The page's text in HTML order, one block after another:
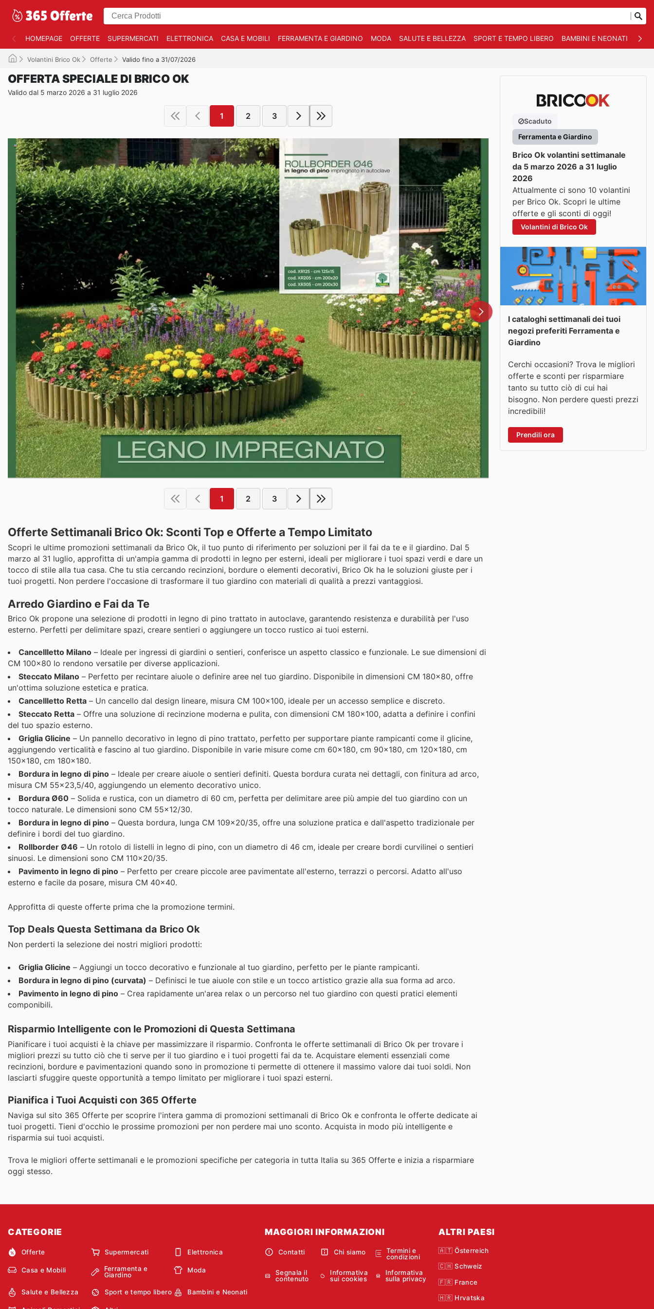
HOMEPAGE OFFERTE SUPERMERCATI ELETTRONICA CASA E MOBILI FERRAMENTA E GIARDINO MODA SALUTE E BELLEZZA SPORT E TEMPO LIBERO BAMBINI E NEONATI
Volantini Brico Ok Offerte Valido fino a 31/07/2026
OFFERTA SPECIALE DI BRICO OK
Valido dal 5 marzo 2026 a 31 luglio 2026
1 2 3
1 2 3
Offerte Settimanali Brico Ok: Sconti Top e Offerte a Tempo Limitato
Scopri le ultime promozioni settimanali da Brico Ok, il tuo punto di riferimento per soluzioni per il fai da te e il giardino. Dal 5
marzo al 31 luglio, approfitta di un'ampia gamma di prodotti in legno per esterni, ideali per migliorare i tuoi spazi verdi e dare un
tocco di stile alla tua casa. Che tu stia cercando recinzioni, bordure o elementi decorativi, Brico Ok ha le soluzioni giuste per i
tuoi progetti. Non perdere l'occasione di trasformare il tuo giardino con materiali di qualità a prezzi vantaggiosi.
Arredo Giardino e Fai da Te
Brico Ok propone una selezione di prodotti in legno di pino trattato in autoclave, garantendo resistenza e durabilità per l'uso
esterno. Perfetti per delimitare spazi, creare sentieri o aggiungere un tocco rustico ai tuoi esterni.
Cancellletto Milano – Ideale per ingressi di giardini o sentieri, conferisce un aspetto classico e funzionale. Le sue dimensioni di
CM 100x80 lo rendono versatile per diverse applicazioni.
Steccato Milano – Perfetto per recintare aiuole o definire aree nel tuo giardino. Disponibile in dimensioni CM 180x80, offre
un'ottima soluzione estetica e pratica.
Cancellletto Retta – Un cancello dal design lineare, misura CM 100x100, ideale per un accesso semplice e discreto.
Steccato Retta – Offre una soluzione di recinzione moderna e pulita, con dimensioni CM 180x100, adatta a definire i confini
del tuo spazio esterno.
Griglia Glicine – Un pannello decorativo in legno di pino trattato, perfetto per supportare piante rampicanti come il glicine,
aggiungendo verticalità e fascino al tuo giardino. Disponibile in varie misure come cm 60x180, cm 90x180, cm 120x180, cm
150x180, cm 180x180.
Bordura in legno di pino – Ideale per creare aiuole o sentieri definiti. Questa bordura curata nei dettagli, con finitura ad arco,
misura CM 55x23,5/40, aggiungendo un elemento decorativo unico.
Bordura Ø60 – Solida e rustica, con un diametro di 60 cm, perfetta per delimitare aree più ampie del tuo giardino con un
tocco naturale. Le dimensioni sono CM 55x12/30.
Bordura in legno di pino – Questa bordura, lunga CM 109x20/35, offre una soluzione pratica e dall'aspetto tradizionale per
definire i bordi del tuo giardino.
Rollborder Ø46 – Un rotolo di listelli in legno di pino, con un diametro di 46 cm, ideale per creare bordi curvilinei o sentieri
sinuosi. Le dimensioni sono CM 110x20/35.
Pavimento in legno di pino – Perfetto per creare piccole aree pavimentate all'esterno, terrazzi o percorsi. Adatto all'uso
esterno e facile da posare, misura CM 40x40.
Approfitta di queste offerte prima che la promozione termini.
Top Deals Questa Settimana da Brico Ok
Non perderti la selezione dei nostri migliori prodotti:
Griglia Glicine – Aggiungi un tocco decorativo e funzionale al tuo giardino, perfetto per le piante rampicanti.
Bordura in legno di pino (curvata) – Definisci le tue aiuole con stile e un tocco artistico grazie alla sua forma ad arco.
Pavimento in legno di pino – Crea rapidamente un'area relax o un percorso nel tuo giardino con questi pratici elementi
componibili.
Risparmio Intelligente con le Promozioni di Questa Settimana
Pianificare i tuoi acquisti è la chiave per massimizzare il risparmio. Confronta le offerte settimanali di Brico Ok per trovare i
migliori prezzi su tutto ciò che ti serve per il tuo giardino e i tuoi progetti fai da te. Acquistare elementi essenziali come
recinzioni, bordure e pavimentazioni quando sono in promozione ti permette di ottenere il massimo valore dai tuoi soldi. Non
lasciarti sfuggire queste opportunità a tempo limitato per migliorare i tuoi spazi esterni.
Pianifica i Tuoi Acquisti con 365 Offerte
Naviga sul sito 365 Offerte per scoprire l'intera gamma di promozioni settimanali di Brico Ok e confronta le offerte dedicate ai
tuoi progetti. Tieni d'occhio le prossime promozioni per non perdere mai uno sconto. Acquista in modo più intelligente e
risparmia sui tuoi acquisti.
Trova le migliori offerte settimanali e le promozioni specifiche per categoria in tutta Italia su 365 Offerte e inizia a risparmiare
oggi stesso.
Scaduto
Ferramenta e Giardino
Brico Ok volantini settimanale
da 5 marzo 2026 a 31 luglio
2026
Attualmente ci sono 10 volantini
per Brico Ok. Scopri le ultime
offerte e gli sconti di oggi!
Volantini di Brico Ok
I cataloghi settimanali dei tuoi
negozi preferiti Ferramenta e
Giardino
Cerchi occasioni? Trova le migliori
offerte e sconti per risparmiare
tanto su tutto ciò di cui hai
bisogno. Non perdere questi prezzi
incredibili!
Prendili ora
CATEGORIE
Offerte Supermercati Elettronica
Casa e Mobili
Ferramenta e
Giardino
Moda
Salute e Bellezza Sport e tempo libero Bambini e Neonati
MAGGIORI INFORMAZIONI
Contatti Chi siamo
Termini e
condizioni
Segnala il
contenuto
Informativa
sui cookies
Informativa
sulla privacy
ALTRI PAESI
🇦🇹 Österreich
🇨🇭 Schweiz
🇫🇷 France
🇭🇷 Hrvatska